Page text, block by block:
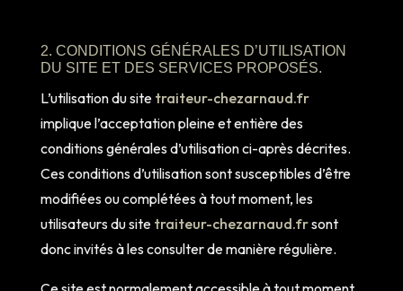
2. CONDITIONS GÉNÉRALES D’UTILISATION
DU SITE ET DES SERVICES PROPOSÉS.
L’utilisation du site traiteur-chezarnaud.fr
implique l’acceptation pleine et entière des
conditions générales d’utilisation ci-après décrites.
Ces conditions d’utilisation sont susceptibles d’être
modifiées ou complétées à tout moment, les
utilisateurs du site traiteur-chezarnaud.frsont
donc invités à les consulter de manière régulière.